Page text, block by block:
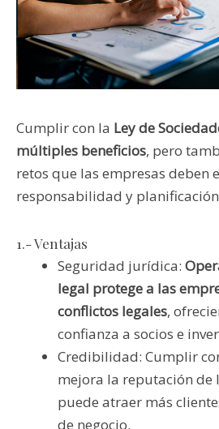
Cumplir con la Ley de
múltiples beneficios, pero
retos que las empresas deben
responsabilidad y
1.- Ventajas
Seguridad jurídica:
legal protege a las
conflictos legales,
confianza a socios e
Credibilidad: Cumplir
mejora la reputación de
puede atraer más
de negocio.